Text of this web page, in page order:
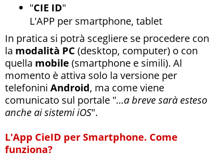
"CIE ID"
L'APP per smartphone, tablet
In pratica si potrà scegliere se procedere con
la modalità PC (desktop, computer) o con
quella mobile (smartphone e simili). Al
momento è attiva solo la versione per
telefonini Android, ma come viene
comunicato sul portale "...a breve sarà esteso
anche ai sistemi iOS".
L'App CieID per Smartphone. Come
funziona?